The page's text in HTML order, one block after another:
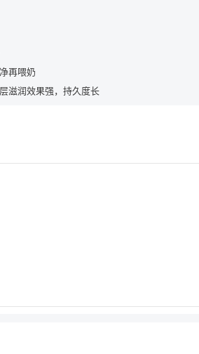
再喂奶
滋润效果强，持久度长